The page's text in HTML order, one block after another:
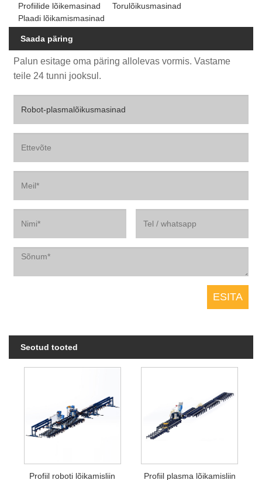
Profiilide lõikemasinad
Torulõikusmasinad
Plaadi lõikamismasinad
Saada päring
Palun esitage oma päring allolevas vormis. Vastame
teile 24 tunni jooksul.
Seotud tooted
Profiil roboti lõikamisliin Profiil plasma lõikamisliin